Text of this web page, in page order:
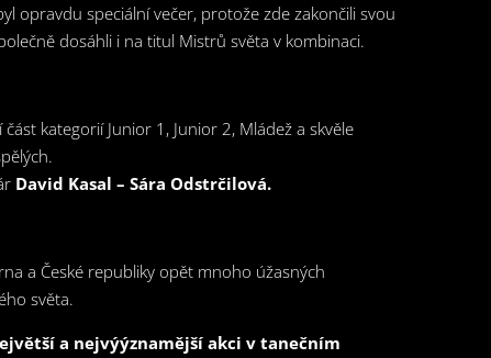
opravdu speciální večer, protože zde zakončili svou
dosáhli i na titul Mistrů světa v kombinaci.
kategorií Junior 1, Junior 2, Mládež a skvěle
David Kasal – Sára Odstrčilová.
a České republiky opět mnoho úžasných
světa.
a nejvýýznamější akci v tanečním